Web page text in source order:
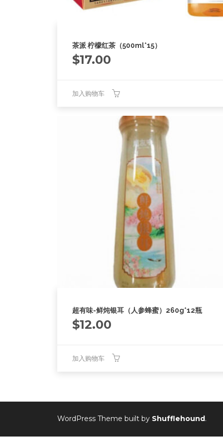
茶派 柠檬红茶（500ml*15）
$17.00
加入购物车
超有味-鲜炖银耳（人参蜂蜜）260g*12瓶
$12.00
加入购物车
WordPress Theme built by Shufflehound.